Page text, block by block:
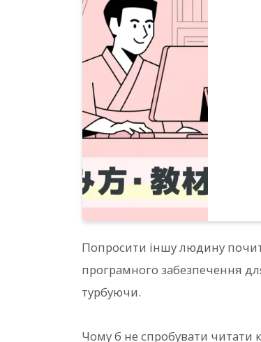
Попросити іншу людину
програмного забезпечення
турбуючи.
Чому б не спробувати читати